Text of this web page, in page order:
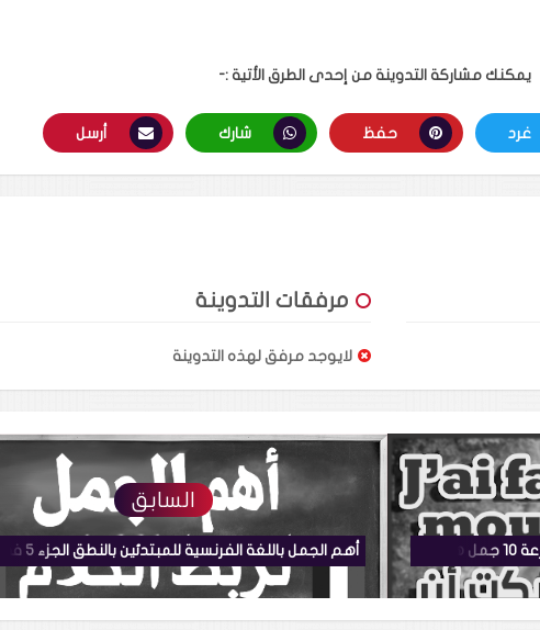
يمكنك مشاركة التدوينة من إحدى الطرق الأتية :-
غرد حفظ شارك أرسل
مرفقات التدوينة
لايوجد مرفق لهذه التدوينة
السابق